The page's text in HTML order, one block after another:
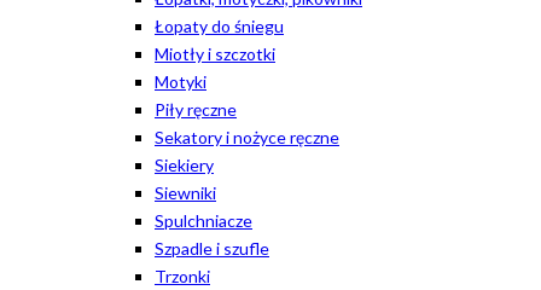
Łopaty do śniegu
Miotły i szczotki
Motyki
Piły ręczne
Sekatory i nożyce ręczne
Siekiery
Siewniki
Spulchniacze
Szpadle i szufle
Trzonki